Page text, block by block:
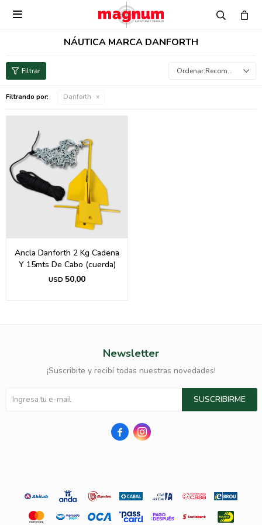

NÁUTICA MARCA DANFORTH
Recomendados
Filtrando por: Danforth
Ancla Danforth 2 Kg Cadena
Y 15mts De Cabo (cuerda)
USD 50,00
Newsletter
¡Suscribite y recibí todas nuestras novedades!
SUSCRIBIRME
 